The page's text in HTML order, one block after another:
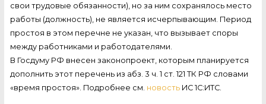
свои трудовые обязанности), но за ним сохранялось место
работы (должность), не является исчерпывающим. Период
простоя в этом перечне не указан, что вызывает споры
между работниками и работодателями.
В Госдуму РФ внесен законопроект, которым планируется
дополнить этот перечень из абз. 3 ч. 1 ст. 121 ТК РФ словами
«время простоя». Подробнее см. новостьИС 1С:ИТС.